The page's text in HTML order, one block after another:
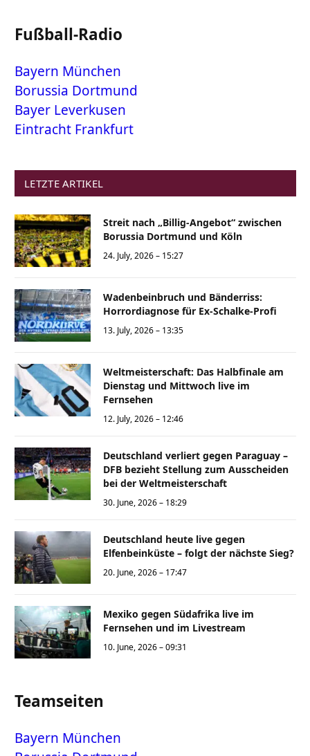
Fußball-Radio
Bayern München
Borussia Dortmund
Bayer Leverkusen
Eintracht Frankfurt
LETZTE ARTIKEL
Streit nach „Billig-Angebot“ zwischen
Borussia Dortmund und Köln
24. July, 2026 – 15:27
Wadenbeinbruch und Bänderriss:
Horrordiagnose für Ex-Schalke-Profi
13. July, 2026 – 13:35
Weltmeisterschaft: Das Halbfinale am
Dienstag und Mittwoch live im
Fernsehen
12. July, 2026 – 12:46
Deutschland verliert gegen Paraguay –
DFB bezieht Stellung zum Ausscheiden
bei der Weltmeisterschaft
30. June, 2026 – 18:29
Deutschland heute live gegen
Elfenbeinküste – folgt der nächste Sieg?
20. June, 2026 – 17:47
Mexiko gegen Südafrika live im
Fernsehen und im Livestream
10. June, 2026 – 09:31
Teamseiten
Bayern München